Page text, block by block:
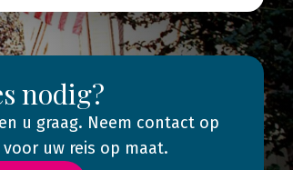
nodig?
u graag. Neem contact op
uw reis op maat.